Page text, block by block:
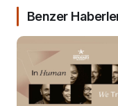
Benzer